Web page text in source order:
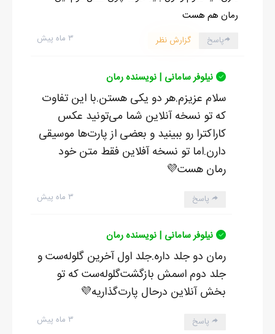
رمان هم هست
۳ ماه پیش پاسخ گزارش نظر
نیلوفر سامانی | نویسنده رمان
سلام عزیزم.هر دو یکی هستن.با این تفاوت
که تو نسخه آنلاین شما می‌تونید عکس
کاراکترا رو ببینید و بعضی از پارت‌ها موسیقی
دارن.اما تو نسخه آفلاین فقط متن خود
رمان هست💜
۳ ماه پیش پاسخ
نیلوفر سامانی | نویسنده رمان
رمان دو جلد داره.جلد اول آخرین گلوله‌ست و
جلد دوم اسمش بازگشت‌گلوله‌ست که تو
بخش آنلاین درحال پارت‌گذاریه💜
۳ ماه پیش پاسخ